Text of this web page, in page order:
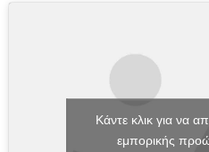
Κάντε κλικ για να
εμπορικής